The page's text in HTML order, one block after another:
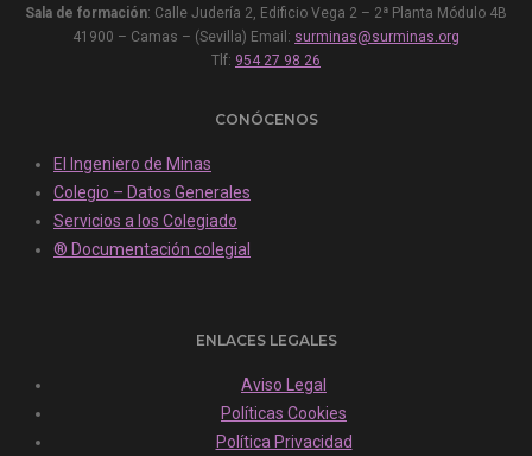
Sala de formación: Calle Judería 2, Edificio Vega 2 – 2ª Planta Módulo 4B
41900 – Camas – (Sevilla) Email: surminas@surminas.org
Tlf: 954 27 98 26
CONÓCENOS
El Ingeniero de Minas
Colegio – Datos Generales
Servicios a los Colegiado
® Documentación colegial
ENLACES LEGALES
Aviso Legal
Políticas Cookies
Política Privacidad